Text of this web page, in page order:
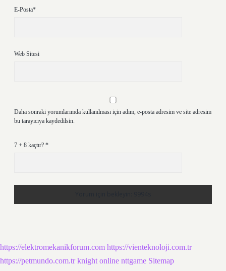
E-Posta*
Web Sitesi
Daha sonraki yorumlarımda kullanılması için adım, e-posta adresim ve site adresim
bu tarayıcıya kaydedilsin.
7 + 8 kaçtır? *
https://elektromekanikforum.com https://vienteknoloji.com.tr
https://petmundo.com.tr knight online nttgame Sitemap